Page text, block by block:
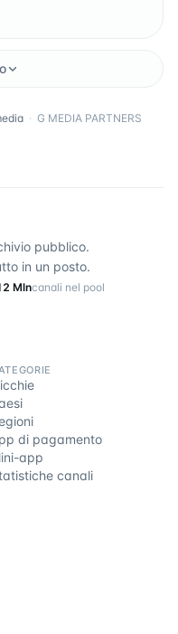
pubblico.
in un posto.
Mlncanali nel pool
di pagamento
app
canali
· G MEDIA PARTNERS